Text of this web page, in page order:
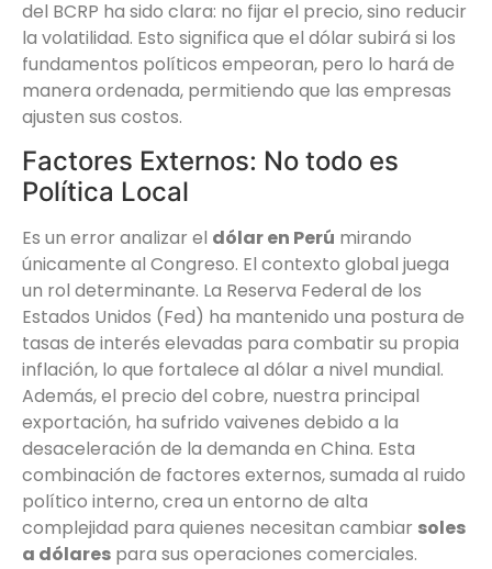
del BCRP ha sido clara: no fijar el precio, sino reducir
la volatilidad. Esto significa que el dólar subirá si los
fundamentos políticos empeoran, pero lo hará de
manera ordenada, permitiendo que las empresas
ajusten sus costos.
Factores Externos: No todo es
Política Local
Es un error analizar el dólar en Perú mirando
únicamente al Congreso. El contexto global juega
un rol determinante. La Reserva Federal de los
Estados Unidos (Fed) ha mantenido una postura de
tasas de interés elevadas para combatir su propia
inflación, lo que fortalece al dólar a nivel mundial.
Además, el precio del cobre, nuestra principal
exportación, ha sufrido vaivenes debido a la
desaceleración de la demanda en China. Esta
combinación de factores externos, sumada al ruido
político interno, crea un entorno de alta
complejidad para quienes necesitan cambiar soles
a dólares para sus operaciones comerciales.